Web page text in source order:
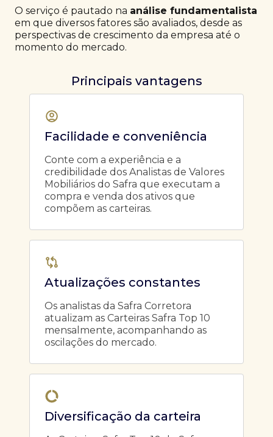
O serviço é pautado na análise fundamentalista
em que diversos fatores são avaliados, desde as
perspectivas de crescimento da empresa até o
momento do mercado.
Principais vantagens
Facilidade e conveniência
Conte com a experiência e a
credibilidade dos Analistas de Valores
Mobiliários do Safra que executam a
compra e venda dos ativos que
compõem as carteiras.
Atualizações constantes
Os analistas da Safra Corretora
atualizam as Carteiras Safra Top 10
mensalmente, acompanhando as
oscilações do mercado.
Diversificação da carteira